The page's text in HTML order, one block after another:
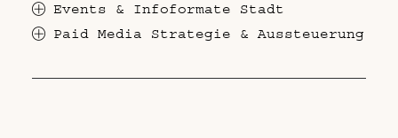
Events & Infoformate Stadt
Paid Media Strategie & Aussteuerung